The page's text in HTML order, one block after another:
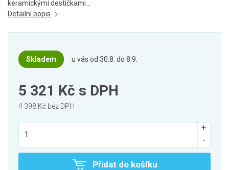
keramickými destičkami...
Detailní popis
Skladem u vás od 30.8. do 8.9.
5 321 Kč s DPH
4 398 Kč bez DPH
Přidat do košíku